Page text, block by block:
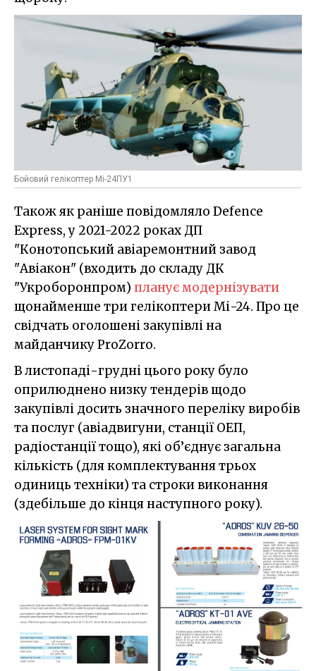
Бойовий гелікоптер Мі-24ПУ1
Також як раніше повідомляло Defence
Express, у 2021-2022 роках ДП
"Конотопський авіаремонтний завод
"Авіакон" (входить до складу ДК
"Укроборонпром) планує модернізувати
щонайменше три гелікоптери Мі-24. Про це
свідчать оголошені закупівлі на
майданчику ProZorro.
В листопаді-грудні цього року було
оприлюднено низку тендерів щодо
закупівлі досить значного переліку виробів
та послуг (авіадвигуни, станції ОЕП,
радіостанції тощо), які об’єднує загальна
кількість (для комплектування трьох
одиниць техніки) та строки виконання
(здебільше до кінця наступного року).